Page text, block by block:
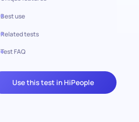
Best use
Related tests
Test FAQ
Use this test in HiPeople